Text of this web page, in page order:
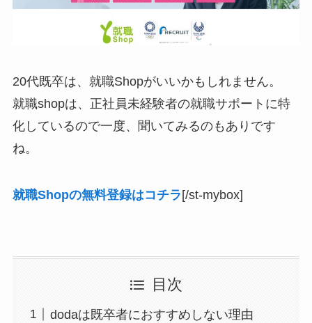
20代既卒は、就職Shopがいいかもしれません。
就職shopは、正社員未経験者の就職サポートに特
化しているので一度、聞いてみるのもありです
ね。
就職Shopの無料登録はコチラ [/st-mybox]
目次
dodaは既卒者におすすめしない理由